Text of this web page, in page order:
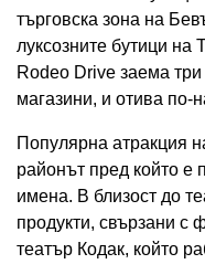
търговска зона на
луксозните бутици
Rodeo Drive заема
магазини, и отива по-
Популярна атракция
районът пред който е
имена. В близост до
продукти, свързани с
театър Кодак, който